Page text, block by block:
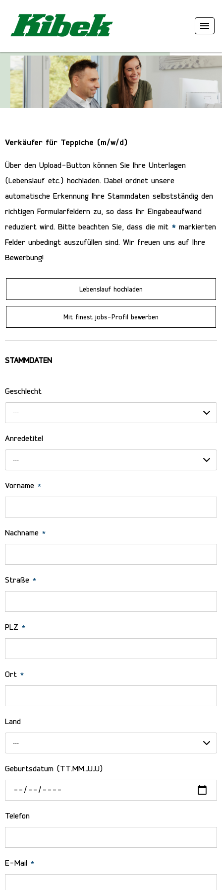
Verkäufer für Teppiche (m/w/d)
Über den Upload-Button können Sie Ihre Unterlagen
(Lebenslauf etc.) hochladen. Dabei ordnet unsere
automatische Erkennung Ihre Stammdaten selbstständig den
richtigen Formularfeldern zu, so dass Ihr Eingabeaufwand
reduziert wird. Bitte beachten Sie, dass die mit * markierten
Felder unbedingt auszufüllen sind. Wir freuen uns auf Ihre
Bewerbung!
Lebenslauf hochladen
Mit finest jobs-Profil bewerben
STAMMDATEN
Geschlecht
---
Anredetitel
---
Vorname *
Nachname *
Straße *
PLZ *
Ort *
Land
---
Geburtsdatum (TT.MM.JJJJ)
Telefon
E-Mail *